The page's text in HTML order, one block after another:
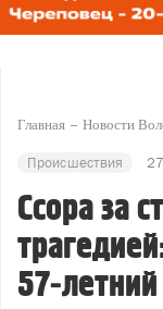
Главная Новости
Происшествия
Ссора за